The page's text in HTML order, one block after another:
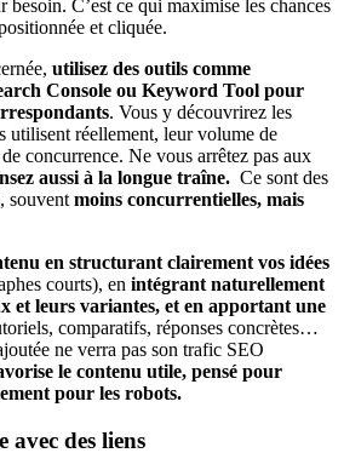
besoin. C’est ce qui maximise les chances
et cliquée.
utilisez des outils comme
Console ou Keyword Tool pour
. Vous y découvrirez les
utilisent réellement, leur volume de
concurrence. Ne vous arrêtez pas aux
aussi à la longue traîne. Ce sont des
souvent moins concurrentielles, mais
en structurant clairement vos idées
courts), en intégrant naturellement
et leurs variantes, et en apportant une
comparatifs, réponses concrètes…
ne verra pas son trafic SEO
le contenu utile, pensé pour
pour les robots.
avec des liens